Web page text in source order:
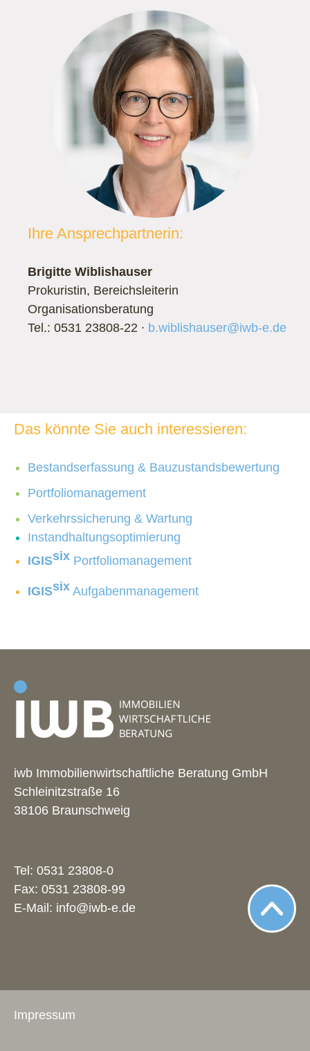
Ihre Ansprechpartnerin:
Brigitte Wiblishauser
Prokuristin, Bereichsleiterin
Organisationsberatung
Tel.: 0531 23808-22 ∙ b.wiblishauser@iwb-e.de
Das könnte Sie auch interessieren:
Bestandserfassung & Bauzustandsbewertung
Portfoliomanagement
Verkehrssicherung & Wartung
Instandhaltungsoptimierung
IGISsix Portfoliomanagement
IGISsix Aufgabenmanagement
iwb Immobilienwirtschaftliche Beratung GmbH
Schleinitzstraße 16
38106 Braunschweig
Tel: 0531 23808-0
Fax: 0531 23808-99
E-Mail: info@iwb-e.de
Impressum